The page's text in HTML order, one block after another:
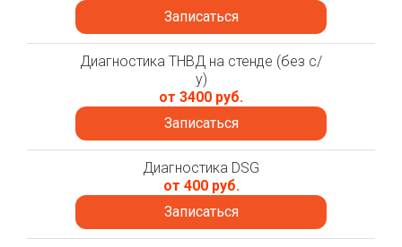
Записаться
Диагностика ТНВД на стенде (без с/
у)
от 3400 руб.
Записаться
Диагностика DSG
от 400 руб.
Записаться